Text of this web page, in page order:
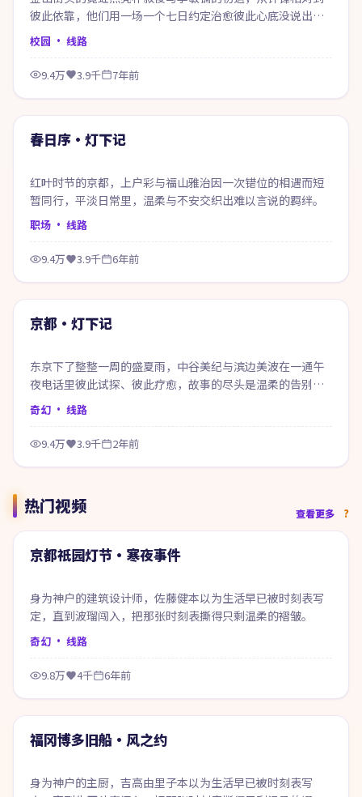
彼此依靠，他们用一场一个七日约定治愈彼此心底没说出口
的话。
校园 · 线路
9.4万 3.9千 7年前
精选
春日序·灯下记
红叶时节的京都，上户彩与福山雅治因一次错位的相遇而短
暂同行，平淡日常里，温柔与不安交织出难以言说的羁绊。
职场 · 线路
9.4万 3.9千 6年前
精选
京都·灯下记
东京下了整整一周的盛夏雨，中谷美纪与滨边美波在一通午
夜电话里彼此试探、彼此疗愈，故事的尽头是温柔的告别也
是新的开始。
奇幻 · 线路
9.4万 3.9千 2年前
热门视频 查看更多
热门
99:20
京都祇园灯节·寒夜事件
身为神户的建筑设计师，佐藤健本以为生活早已被时刻表写
定，直到波瑠闯入，把那张时刻表撕得只剩温柔的褶皱。
奇幻 · 线路
9.8万 4千 6年前
热门
福冈博多旧船·风之约
身为神户的主厨，吉高由里子本以为生活早已被时刻表写